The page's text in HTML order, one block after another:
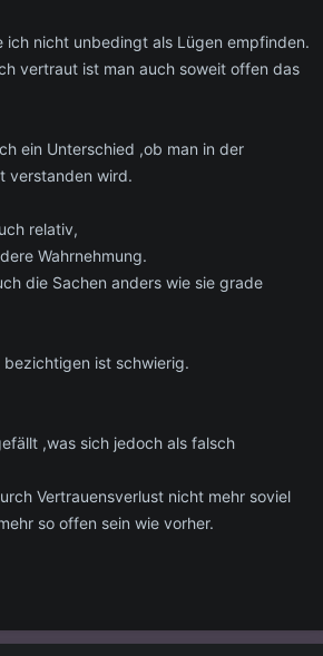
ich nicht unbedingt als Lügen empfinden.
vertraut ist man auch soweit offen das
ein Unterschied ,ob man in der
verstanden wird.
relativ,
Wahrnehmung.
die Sachen anders wie sie grade
ist schwierig.
,was sich jedoch als falsch
Vertrauensverlust nicht mehr soviel
so offen sein wie vorher.